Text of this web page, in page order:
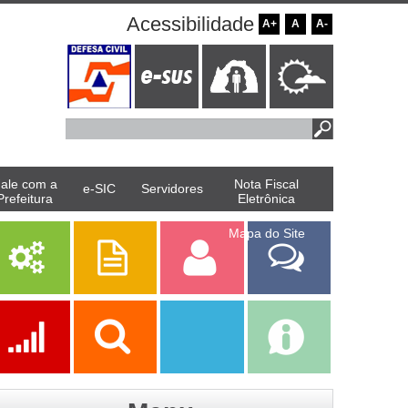
Acessibilidade A+ A A-
com a
e-SIC Servidores
Nota Fiscal
Eletrônica
Mapa do Site
Serviços Publicações Servidor
Fale Com a
Prefeitura